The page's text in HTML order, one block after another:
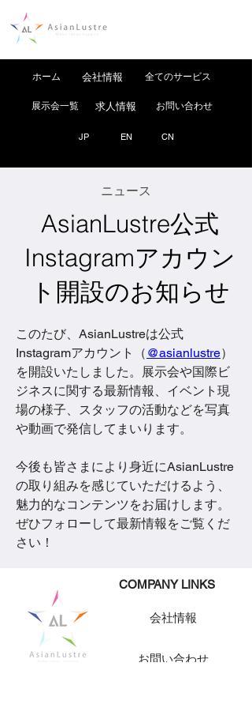
ホーム 会社情報
展示会一覧 求人情報
JP EN
全てのサービス
お問い合わせ
CN
ニュース
AsianLustre公式
Instagramアカウン
ト開設のお知らせ
このたび、AsianLustreは公式
Instagramアカウント（ @asianlustre）
を開設いたしました。展示会や国際ビ
ジネスに関する最新情報、イベント現
場の様子、スタッフの活動などを写真
や動画で発信してまいります。
今後も皆さまにより身近にAsianLustre
の取り組みを感じていただけるよう、
魅力的なコンテンツをお届けします。
ぜひフォローして最新情報をご覧くだ
さい！
​COMPANY LINKS
会社情報
お問い合わせ